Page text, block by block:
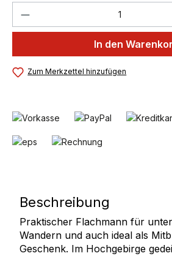
Produkt Anzahl: Gib
In den
Zum Merkzettel hinzufügen
Beschreibung
Praktischer Flachmann für
Wandern und auch ideal als
Geschenk. Im Hochgebirge